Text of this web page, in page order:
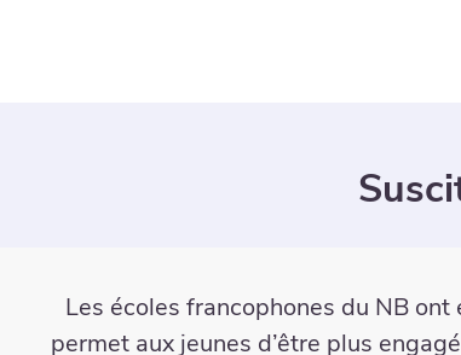
ChatterHigh a permis à mes élèves
interactive et stimulante. Ils avaient